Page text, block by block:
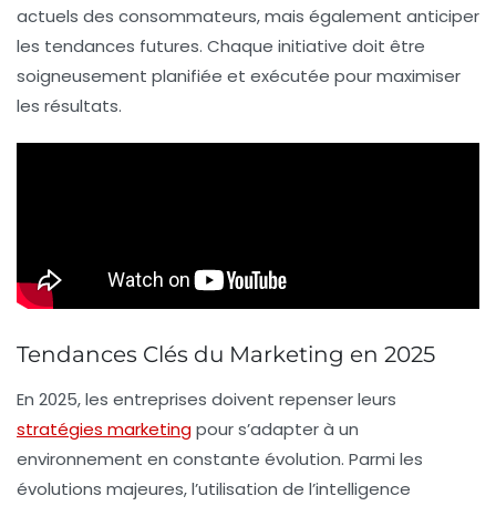
actuels des consommateurs, mais également anticiper
les tendances futures. Chaque initiative doit être
soigneusement planifiée et exécutée pour maximiser
les résultats.
Tendances Clés du Marketing en 2025
En 2025, les entreprises doivent repenser leurs
stratégies marketingpour s’adapter à un
environnement en constante évolution. Parmi les
évolutions majeures, l’utilisation de l’intelligence